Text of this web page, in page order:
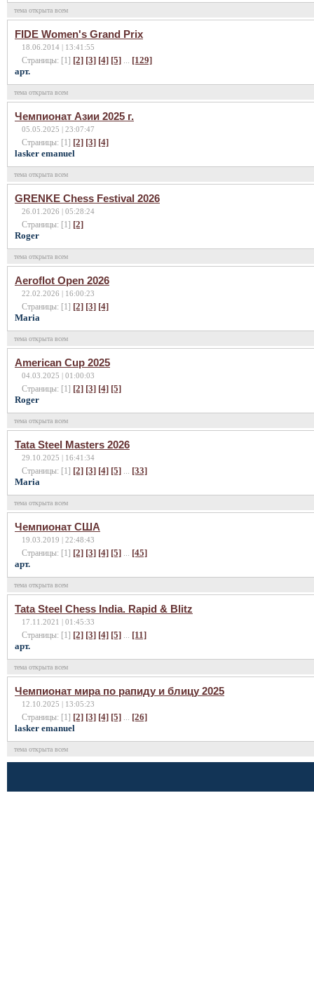
тема открыта всем
FIDE Women's Grand Prix
18.06.2014 | 13:41:55
Страницы: [1] [2] [3] [4] [5] ... [129]
арт.
тема открыта всем
Чемпионат Азии 2025 г.
05.05.2025 | 23:07:47
Страницы: [1] [2] [3] [4]
lasker emanuel
тема открыта всем
GRENKE Chess Festival 2026
26.01.2026 | 05:28:24
Страницы: [1] [2]
Roger
тема открыта всем
Aeroflot Open 2026
22.02.2026 | 16:00:23
Страницы: [1] [2] [3] [4]
Maria
тема открыта всем
American Cup 2025
04.03.2025 | 01:00:03
Страницы: [1] [2] [3] [4] [5]
Roger
тема открыта всем
Tata Steel Masters 2026
29.10.2025 | 16:41:34
Страницы: [1] [2] [3] [4] [5] ... [33]
Maria
тема открыта всем
Чемпионат США
19.03.2019 | 22:48:43
Страницы: [1] [2] [3] [4] [5] ... [45]
арт.
тема открыта всем
Tata Steel Chess India. Rapid & Blitz
17.11.2021 | 01:45:33
Страницы: [1] [2] [3] [4] [5] ... [11]
арт.
тема открыта всем
Чемпионат мира по рапиду и блицу 2025
12.10.2025 | 13:05:23
Страницы: [1] [2] [3] [4] [5] ... [26]
lasker emanuel
тема открыта всем